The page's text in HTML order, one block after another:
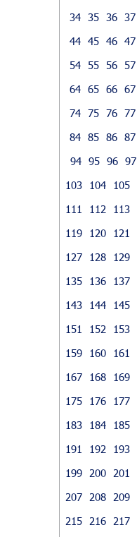
34 35 36 37
44 45 46 47
54 55 56 57
64 65 66 67
74 75 76 77
84 85 86 87
94 95 96 97
103
104 105
111
112 113
119
120 121
127
128 129
135
136 137
143
144 145
151
152 153
159
160 161
167
168 169
175
176 177
183
184 185
191
192 193
199
200 201
207
208 209
215
216 217